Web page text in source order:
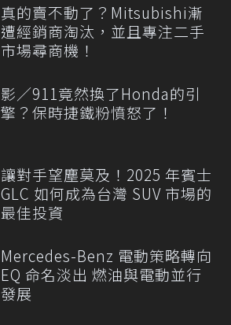
真的賣不動了？Mitsubishi漸
遭經銷商淘汰，並且專注二手
市場尋商機！
影／911竟然換了Honda的引
擎？保時捷鐵粉憤怒了！
讓對手望塵莫及！2025 年賓士
GLC 如何成為台灣 SUV 市場的
最佳投資
Mercedes-Benz 電動策略轉向
EQ 命名淡出 燃油與電動並行
發展